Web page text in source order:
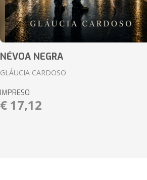
NÉVOA NEGRA
GLÁUCIA CARDOSO
IMPRESO
€ 17,12